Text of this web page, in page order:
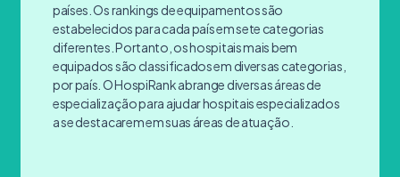
países. Os rankings de equipamentos são
estabelecidos para cada país em sete categorias
diferentes. Portanto, os hospitais mais bem
equipados são classificados em diversas categorias,
por país. O HospiRank abrange diversas áreas de
especialização para ajudar hospitais especializados
a se destacarem em suas áreas de atuação.